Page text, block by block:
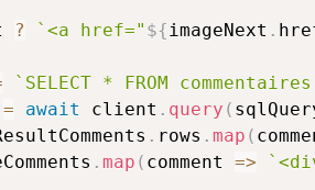
? ` <a href=" ${imageNext .
` SELECT * FROM
= await client . query (
. rows . map (
. map ( comment => `